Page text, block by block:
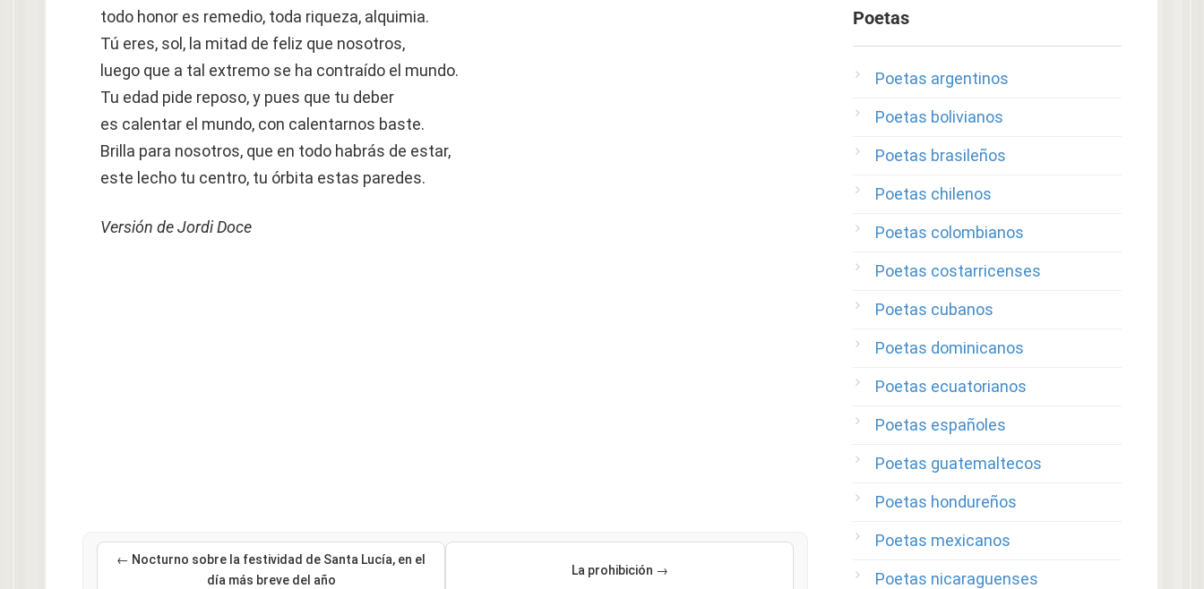
todo honor es remedio, toda riqueza, alquimia.
Tú eres, sol, la mitad de feliz que nosotros,
luego que a tal extremo se ha contraído el mundo.
Tu edad pide reposo, y pues que tu deber
es calentar el mundo, con calentarnos baste.
Brilla para nosotros, que en todo habrás de estar,
este lecho tu centro, tu órbita estas paredes.
Versión de Jordi Doce
← Nocturno sobre la festividad de Santa Lucía, en el
día más breve del año
La prohibición →
Poetas
Poetas argentinos
Poetas bolivianos
Poetas brasileños
Poetas chilenos
Poetas colombianos
Poetas costarricenses
Poetas cubanos
Poetas dominicanos
Poetas ecuatorianos
Poetas españoles
Poetas guatemaltecos
Poetas hondureños
Poetas mexicanos
Poetas nicaraguenses